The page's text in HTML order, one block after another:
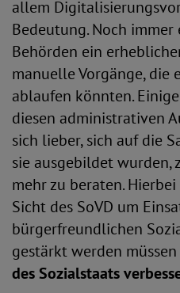
allem
Bedeutung. Noch
Behörden ein
manuelle Vorgänge,
ablaufen könnten.
diesen administrativen
sich lieber, sich auf die
sie ausgebildet wurden,
mehr zu beraten.
Sicht des SoVD um
bürgerfreundlichen
gestärkt werden müssen
des Sozialstaats